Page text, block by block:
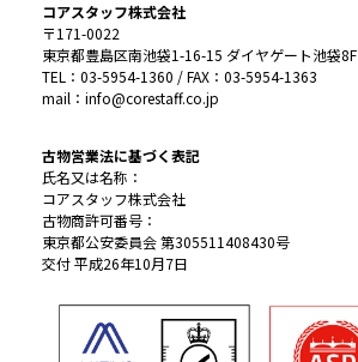
コアスタッフ株式会社
〒171-0022
東京都豊島区南池袋1-16-15 ダイヤゲート池袋8F
TEL：03-5954-1360 / FAX：03-5954-1363
mail：info@corestaff.co.jp
古物営業法に基づく表記
氏名又は名称：
コアスタッフ株式会社
古物商許可番号：
東京都公安委員会 第305511408430号
交付 平成26年10月7日